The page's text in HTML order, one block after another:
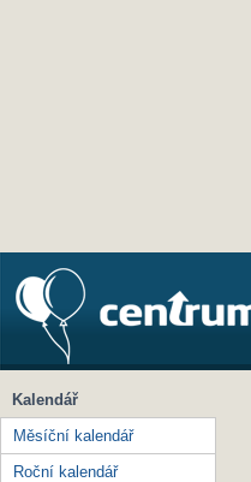
Kalendář
Měsíční kalendář
Roční kalendář